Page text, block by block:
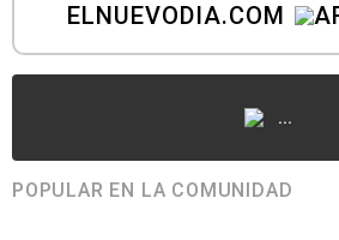
ELNUEVODIA.COM
...
POPULAR EN LA COMUNIDAD